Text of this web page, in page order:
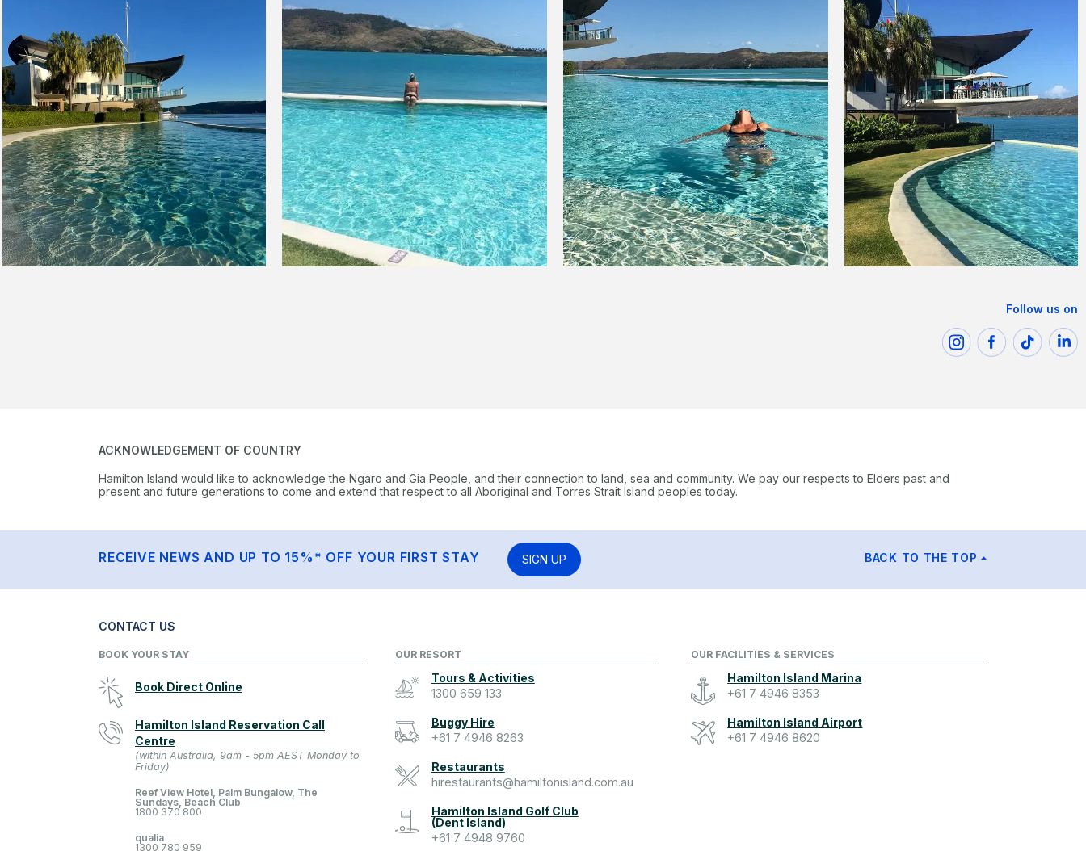
Follow us on
ACKNOWLEDGEMENT OF COUNTRY
Hamilton Island would like to acknowledge the Ngaro and Gia People, and their connection to land, sea and community. We pay our respects to Elders past and
present and future generations to come and extend that respect to all Aboriginal and Torres Strait Island peoples today.
RECEIVE NEWS AND UP TO 15%* OFF YOUR FIRST STAY SIGN UP BACK TO THE TOP
CONTACT US
BOOK YOUR STAY
Book Direct Online
Hamilton Island Reservation Call
Centre
(within Australia, 9am - 5pm AEST Monday to
Friday)
Reef View Hotel, Palm Bungalow, The
Sundays, Beach Club
1800 370 800
qualia
1300 780 959
OUR RESORT
Tours & Activities
1300 659 133
Buggy Hire
+61 7 4946 8263
Restaurants
hirestaurants@hamiltonisland.com.au
Hamilton Island Golf Club
(Dent Island)
+61 7 4948 9760
OUR FACILITIES & SERVICES
Hamilton Island Marina
+61 7 4946 8353
Hamilton Island Airport
+61 7 4946 8620